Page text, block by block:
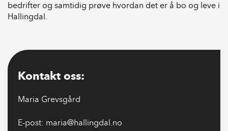
bedrifter og samtidig prøve hvordan det er å bo og leve i
Hallingdal.
Kontakt oss:
Maria Grevsgård
E-post: maria@hallingdal.no